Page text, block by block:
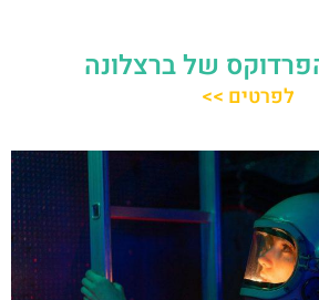
של ברצלונה
לפרטים >>